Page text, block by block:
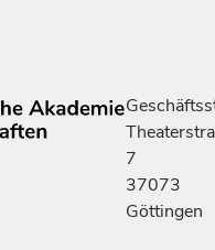
7
37073
Göttingen